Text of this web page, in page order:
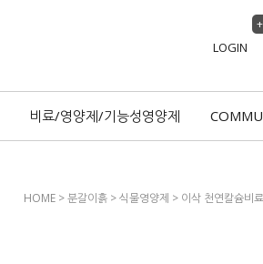
LOGIN
비료/영양제/기능성영양제
HOME >분갈이흙 >식물영양제 > 이삭 천연칼슘비